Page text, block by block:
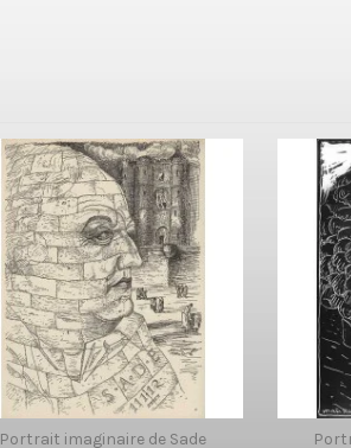
Portrait imaginaire de Sade